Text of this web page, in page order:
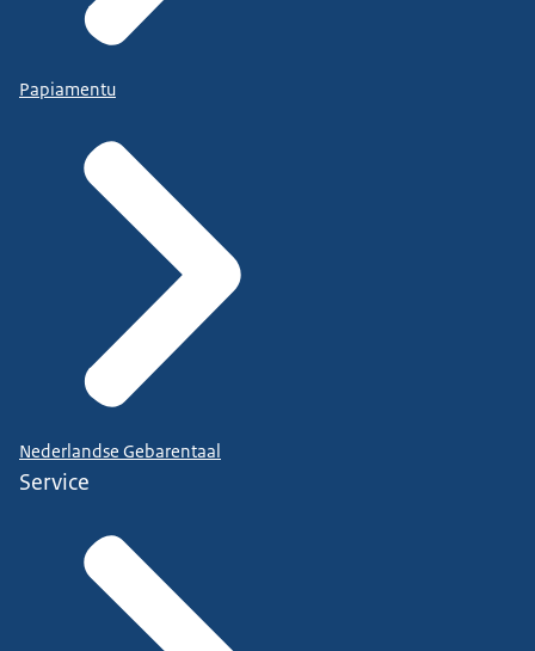
Papiamentu
Nederlandse Gebarentaal
Service